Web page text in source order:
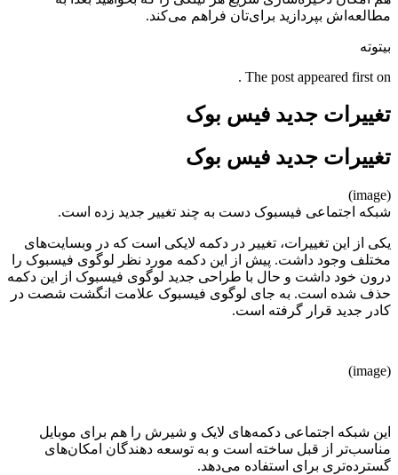
مطالعه‌اش بپردازید برای‌تان فراهم می‌کند.
بیتوته
The post appeared first on .
تغییرات جدید فیس بوک
تغییرات جدید فیس بوک
(image)
شبکه اجتماعی فیسبوک دست به چند تغییر جدید زده است.
یکی از این تغییرات، تغییر در دکمه لایکی است که در وبسایت‌های
مختلف وجود داشت. پیش از این دکمه مورد نظر لوگوی فیسبوک را
درون خود داشت و حال با طراحی جدید لوگوی فیسبوک از این دکمه
حذف شده است. به جای لوگوی فیسبوک علامت انگشت شصت در
کادر جدید قرار گرفته است.
(image)
این شبکه اجتماعی دکمه‌های لایک و شیرش را هم برای موبایل
مناسب‌تر از قبل ساخته است و به توسعه دهندگان امکان‌های
گسترده‌تری برای استفاده می‌دهد.